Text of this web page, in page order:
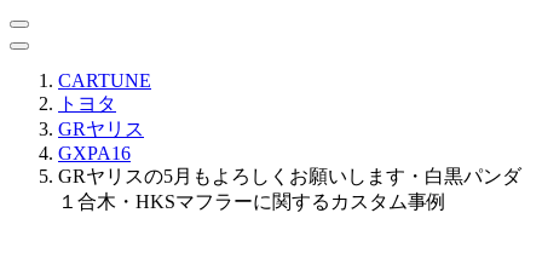
CARTUNE
トヨタ
GRヤリス
GXPA16
GRヤリスの5月もよろしくお願いします・白黒パンダ
１合木・HKSマフラーに関するカスタム事例